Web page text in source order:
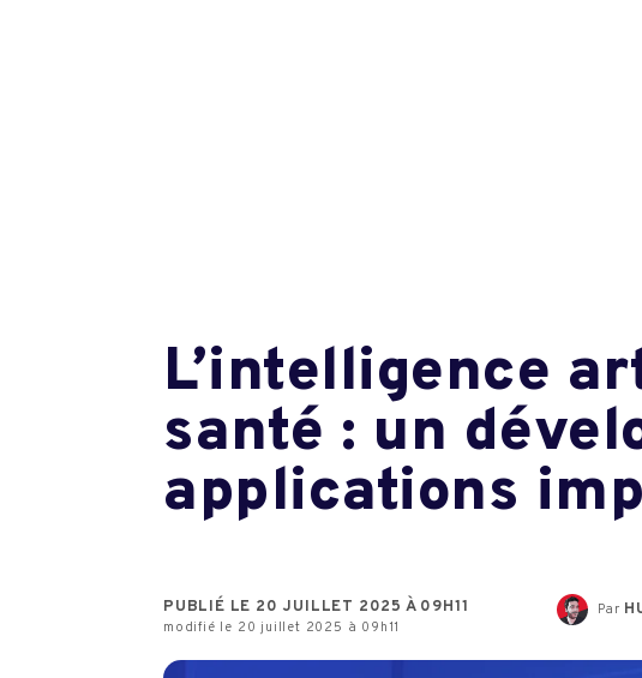
L’intelligence
santé : un
applications
PUBLIÉ LE 20 JUILLET 2025 À 09H11
modifié le 20 juillet 2025 à 09h11
Par